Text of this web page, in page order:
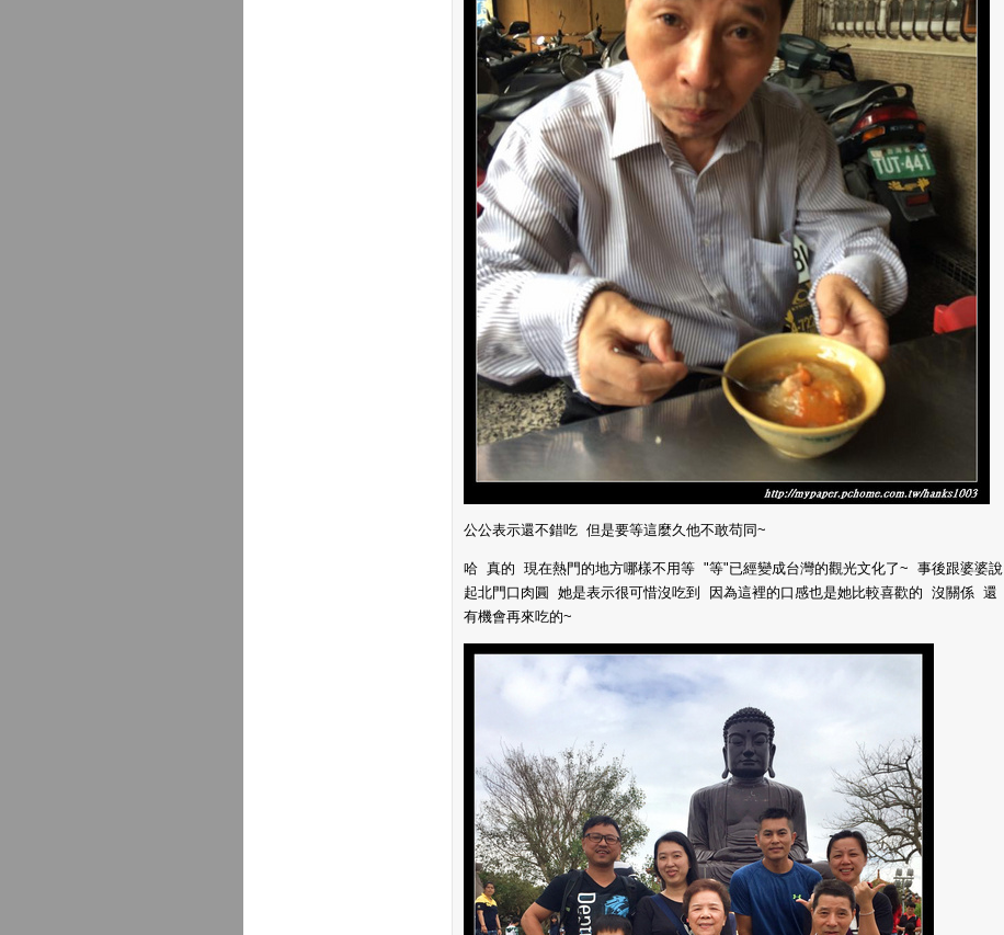
公公表示還不錯吃 但是要等這麼久他不敢苟同~
哈 真的 現在熱門的地方哪樣不用等 "等"已經變成台灣的觀光文化了~ 事後跟婆婆說
起北門口肉圓 她是表示很可惜沒吃到 因為這裡的口感也是她比較喜歡的 沒關係 還
有機會再來吃的~